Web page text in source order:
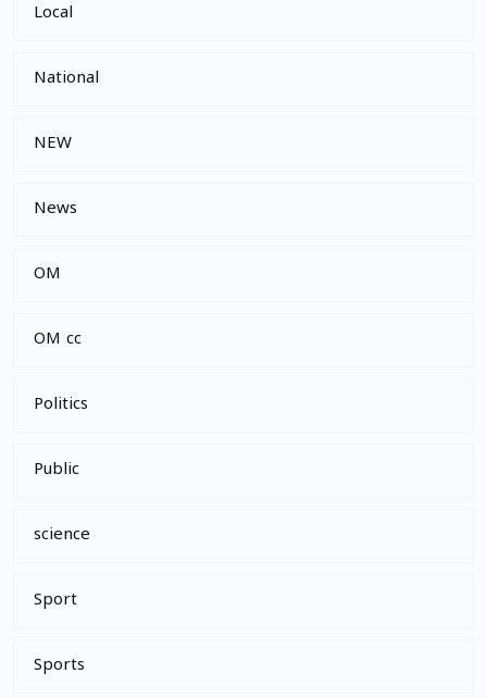
Local
National
NEW
News
OM
OM cc
Politics
Public
science
Sport
Sports